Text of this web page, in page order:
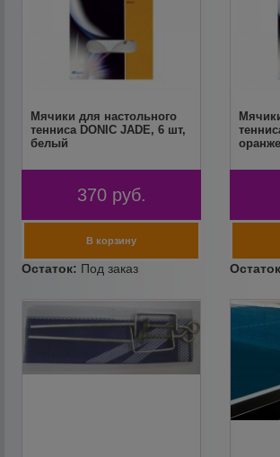
Мячики для настольного
тенниса DONIC JADE, 6 шт,
белый
370 руб.